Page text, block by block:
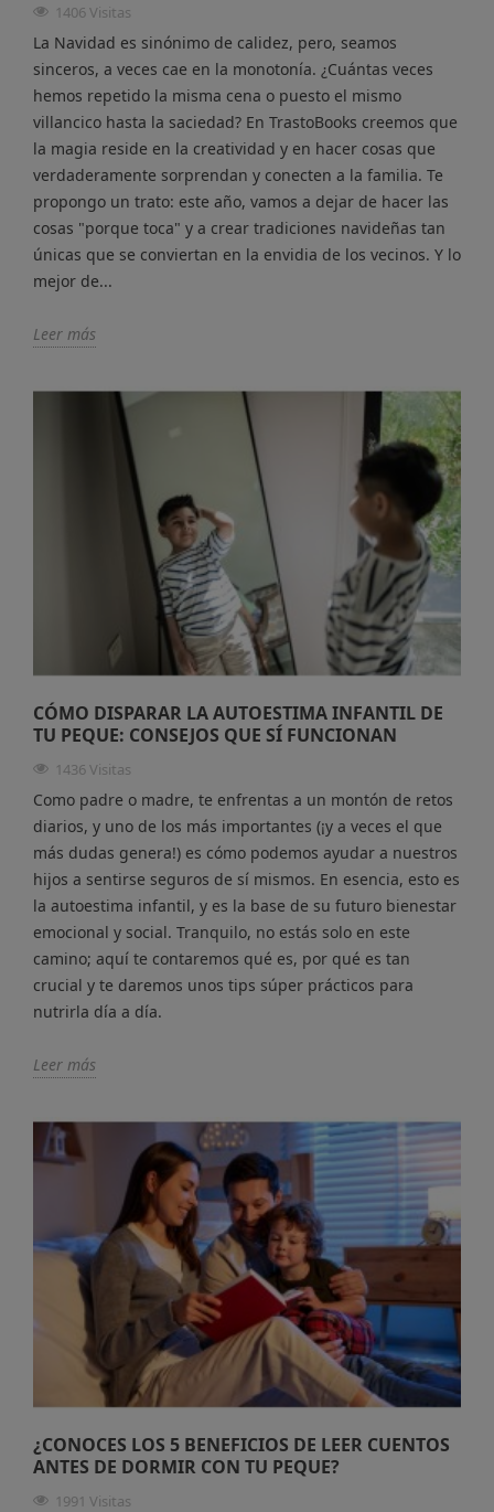
1406 Visitas
La Navidad es sinónimo de calidez, pero, seamos
sinceros, a veces cae en la monotonía. ¿Cuántas veces
hemos repetido la misma cena o puesto el mismo
villancico hasta la saciedad? En TrastoBooks creemos que
la magia reside en la creatividad y en hacer cosas que
verdaderamente sorprendan y conecten a la familia. Te
propongo un trato: este año, vamos a dejar de hacer las
cosas "porque toca" y a crear tradiciones navideñas tan
únicas que se conviertan en la envidia de los vecinos. Y lo
mejor de...
Leer más
CÓMO DISPARAR LA AUTOESTIMA INFANTIL DE
TU PEQUE: CONSEJOS QUE SÍ FUNCIONAN
1436 Visitas
Como padre o madre, te enfrentas a un montón de retos
diarios, y uno de los más importantes (¡y a veces el que
más dudas genera!) es cómo podemos ayudar a nuestros
hijos a sentirse seguros de sí mismos. En esencia, esto es
la autoestima infantil, y es la base de su futuro bienestar
emocional y social. Tranquilo, no estás solo en este
camino; aquí te contaremos qué es, por qué es tan
crucial y te daremos unos tips súper prácticos para
nutrirla día a día.
Leer más
¿CONOCES LOS 5 BENEFICIOS DE LEER CUENTOS
ANTES DE DORMIR CON TU PEQUE?
1991 Visitas